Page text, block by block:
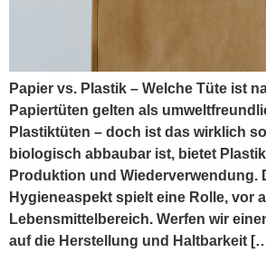
Papier vs. Plastik – Welche Tüte ist
Papiertüten gelten als
Plastiktüten – doch ist das wirklich
biologisch abbaubar ist, bietet
Produktion und Wiederverwendung.
Hygieneaspekt spielt eine Rolle, vor
Lebensmittelbereich. Werfen wir
auf die Herstellung und Haltbarkeit